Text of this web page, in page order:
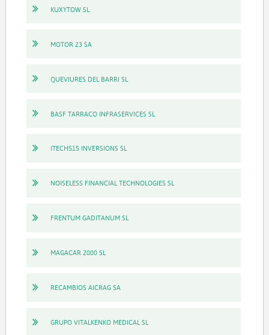
KUXYTOW SL
MOTOR 23 SA
QUEVIURES DEL BARRI SL
BASF TARRACO INFRASERVICES SL
ITECH515 INVERSIONS SL
NOISELESS FINANCIAL TECHNOLOGIES SL
FRENTUM GADITANUM SL
MAGACAR 2000 SL
RECAMBIOS AICRAG SA
GRUPO VITALKENKO MEDICAL SL